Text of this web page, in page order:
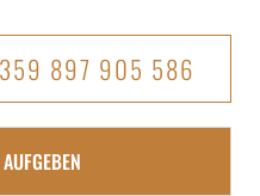
897 905 586